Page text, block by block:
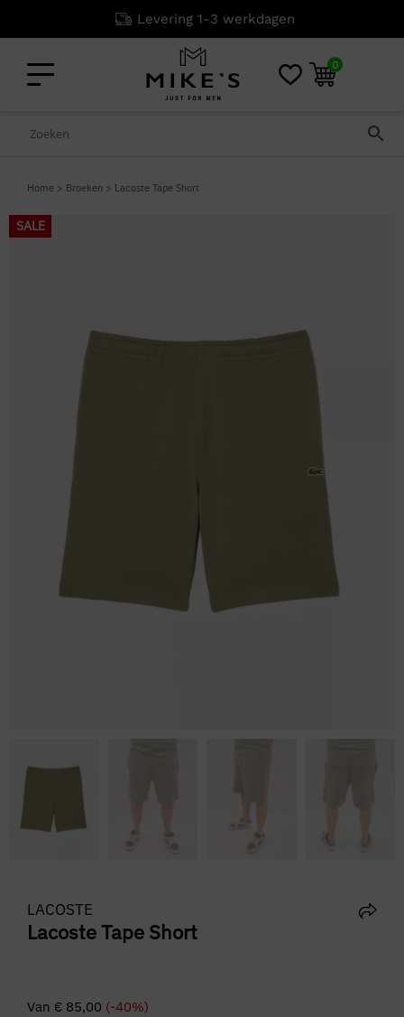
Levering 1-3 werkdagen
0
Home > Broeken > Lacoste Tape Short
SALE
LACOSTE
Lacoste Tape Short
Van € 85,00 (-40%)